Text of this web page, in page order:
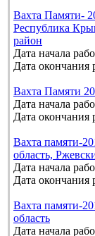
Вахта Памяти-
Республика
район
Дата начала
Дата окончания
Вахта Памяти
Дата начала
Дата окончания
Вахта памяти-
область,
Дата начала
Дата окончания
Вахта памяти-
область
Дата начала